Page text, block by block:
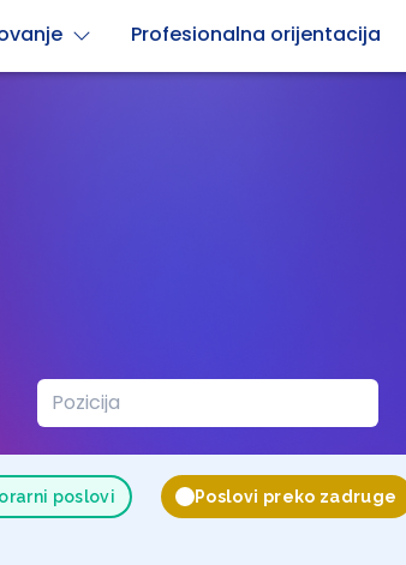
Profesionalna orijentacija
Pozicija
poslovi Poslovi preko zadruge